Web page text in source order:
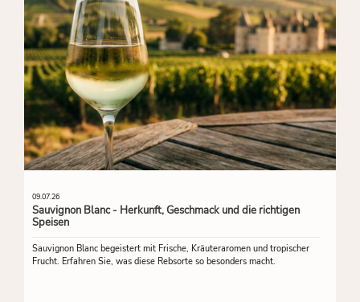
09.07.26
Sauvignon Blanc - Herkunft, Geschmack und die richtigen
Speisen
Sauvignon Blanc begeistert mit Frische, Kräuteraromen und tropischer
Frucht. Erfahren Sie, was diese Rebsorte so besonders macht.